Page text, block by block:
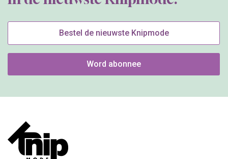
Bestel de nieuwste Knipmode
Word abonnee